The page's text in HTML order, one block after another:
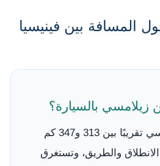
المسافة بين فينيسيا
زيلامسي بالسيارة؟
تبعد فينيسيا عن زيلامسي تقريبًا بين 313 و347 كم
والطريق، وتستغرق